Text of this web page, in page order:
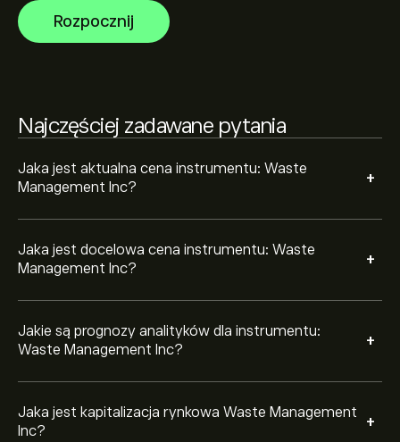
Rozpocznij
Najczęściej zadawane pytania
Jaka jest aktualna cena instrumentu: Waste
Management Inc?
+
Jaka jest docelowa cena instrumentu: Waste
Management Inc?
+
Jakie są prognozy analityków dla instrumentu:
Waste Management Inc?
+
finansowe i przewidywany wzrost. Sprawdź najnowsze
prognozy dotyczące przyszłych ruchów cen.
Jaka jest kapitalizacja rynkowa Waste Management
Inc?
+
Na podstawie rekomendacji 11 analityków dotyczących
sygnał kupna.